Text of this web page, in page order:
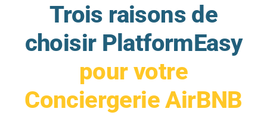
Trois raisons de
choisir PlatformEasy
pour votre
Conciergerie AirBNB